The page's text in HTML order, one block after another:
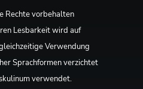
Rechte vorbehalten
Lesbarkeit wird auf
Verwendung
Sprachformen verzichtet
verwendet.